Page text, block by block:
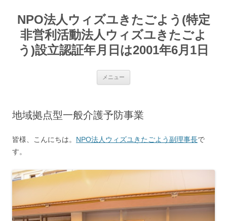
テ
ンNPO法人ウィズユきたごよう(特定
非営利活動法人ウィズユきたごよ
う)設立認証年月日は2001年6月1日
メニュー
地域拠点型一般介護予防事業
皆様、こんにちは。 NPO法人ウィズユきたごよう副理事長で
す。